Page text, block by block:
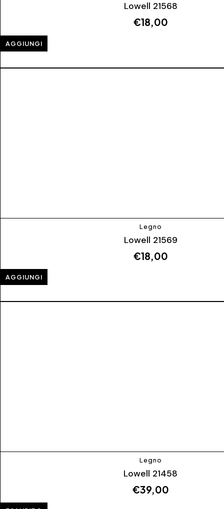
Lowell 21568
€18,00
AGGIUNGI
Legno
Lowell 21569
€18,00
AGGIUNGI
Legno
Lowell 21458
€39,00